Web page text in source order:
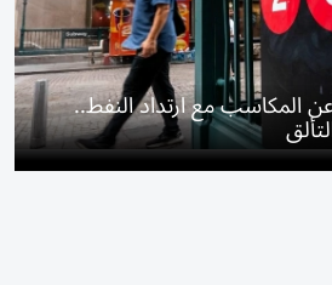
مع ارتداد النفط..